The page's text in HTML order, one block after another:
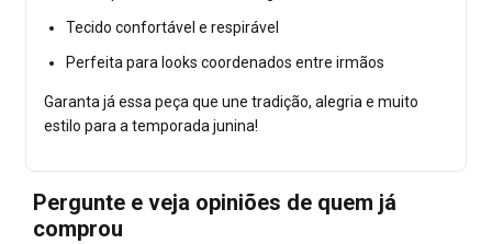
Tecido confortável e respirável
Perfeita para looks coordenados entre irmãos
Garanta já essa peça que une tradição, alegria e muito
estilo para a temporada junina!
Pergunte e veja opiniões de quem já
comprou